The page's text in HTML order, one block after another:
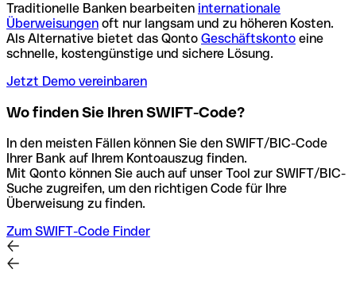
Traditionelle Banken bearbeiten internationale
Überweisungen oft nur langsam und zu höheren Kosten.
Als Alternative bietet das Qonto Geschäftskonto eine
schnelle, kostengünstige und sichere Lösung.
Jetzt Demo vereinbaren
Wo finden Sie Ihren SWIFT-Code?
In den meisten Fällen können Sie den SWIFT/BIC-Code
Ihrer Bank auf Ihrem Kontoauszug finden.
Mit Qonto können Sie auch auf unser Tool zur SWIFT/BIC-
Suche zugreifen, um den richtigen Code für Ihre
Überweisung zu finden.
Zum SWIFT-Code Finder